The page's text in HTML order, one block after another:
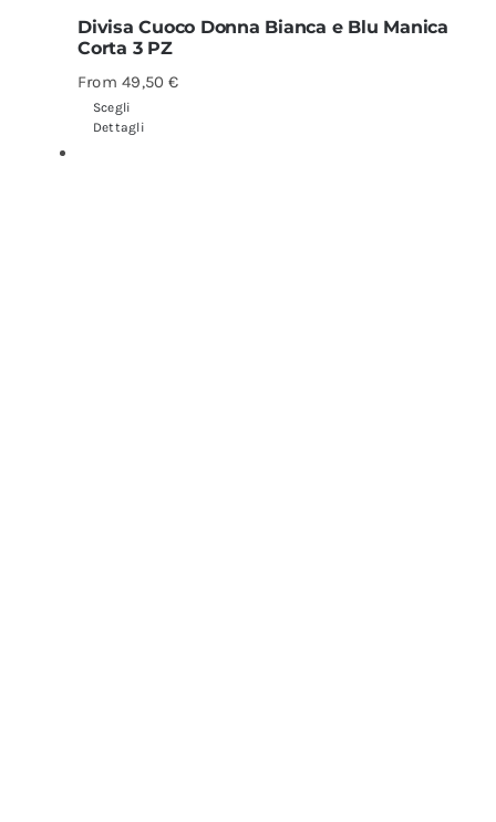
Divisa Cuoco Donna Bianca e Blu Manica
Corta 3 PZ
From49,50€
Scegli
Dettagli